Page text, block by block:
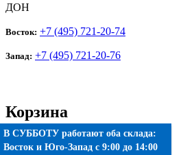
ДОН
Восток: +7 (495) 721-20-74
Запад: +7 (495) 721-20-76
Корзина
Товаров:0 шт.
В СУББОТУ работают оба склада:
Восток и Юго-Запад c 9:00 до 14:00